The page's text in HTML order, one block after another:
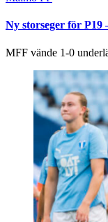
Ny storseger för P19
MFF vände 1-0